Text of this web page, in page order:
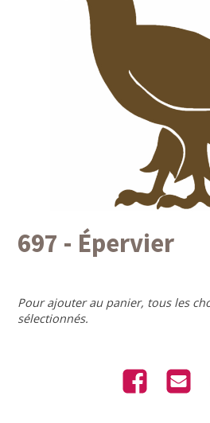
697 - Épervier
Pour ajouter au panier, tous les
sélectionnés.